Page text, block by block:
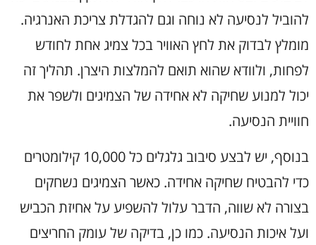
להוביל לנסיעה לא נוחה וגם להגדלת צריכת האנרגיה.
מומלץ לבדוק את לחץ האוויר בכל צמיג אחת לחודש
לפחות, ולוודא שהוא תואם להמלצות היצרן. תהליך זה
יכול למנוע שחיקה לא אחידה של הצמיגים ולשפר את
חוויית הנסיעה.
בנוסף, יש לבצע סיבוב גלגלים כל 10,000 קילומטרים
כדי להבטיח שחיקה אחידה. כאשר הצמיגים נשחקים
בצורה לא שווה, הדבר עלול להשפיע על אחיזת הכביש
ועל איכות הנסיעה. כמו כן, בדיקה של עומק החריצים